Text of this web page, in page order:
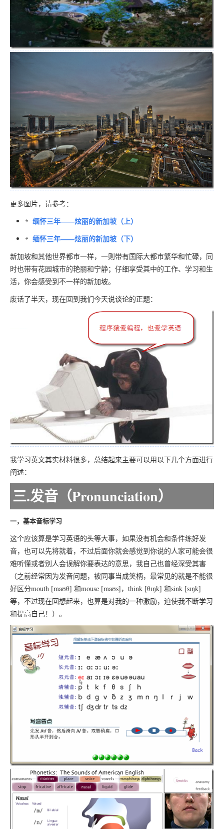
更多图片，请参考：
缅怀三年——炫丽的新加坡（上）
缅怀三年——炫丽的新加坡（下）
新加坡和其他世界都市一样，一则带有国际大都市繁华和忙碌，同
时也带有花园城市的艳丽和宁静；仔细享受其中的工作、学习和生
活，你会感受到不一样的新加坡。
废话了半天，现在回到我们今天说谈论的正题：
我学习英文其实材料很多，总结起来主要可以用以下几个方面进行
阐述：
三.发音（Pronunciation）
一，基本音标学习
这个应该算是学习英语的头等大事，如果没有机会和条件练好发
音，也可以先将就着，不过后面你就会感觉到你说的人家可能会很
难听懂或者别人会误解你要表达的意思，我自己也曾经深受其害
（之前经常因为发音问题，被同事当成笑柄，最常见的就是不能很
好区分mouth [maʊθ] 和mouse [maʊs]，think [θɪŋk] 和sink [sɪŋk]
等，不过现在回想起来，也算是对我的一种激励，迫使我不断学习
和提高自己！）。